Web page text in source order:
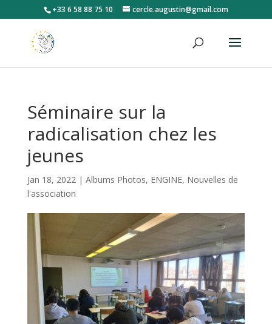
+33 6 58 88 75 10 cercle.augustin@gmail.com
Séminaire sur la
radicalisation chez les
jeunes
Jan 18, 2022| Albums Photos, ENGINE, Nouvelles de
l'association